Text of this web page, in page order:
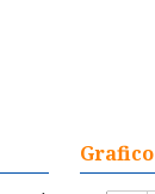
Grafico